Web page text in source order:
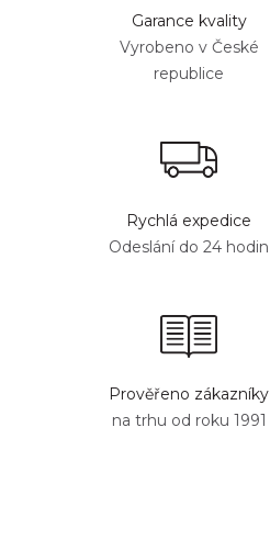
Garance kvality
Vyrobeno v České
republice
Rychlá expedice
Odeslání do 24 hodin
Prověřeno zákazníky
na trhu od roku 1991